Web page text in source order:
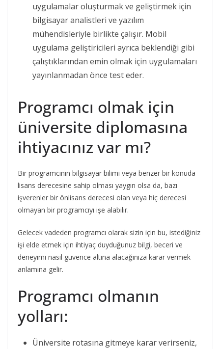
uygulamalar oluşturmak ve geliştirmek için
bilgisayar analistleri ve yazılım
mühendisleriyle birlikte çalışır. Mobil
uygulama geliştiricileri ayrıca beklendiği gibi
çalıştıklarından emin olmak için uygulamaları
yayınlanmadan önce test eder.
Programcı olmak için
üniversite diplomasına
ihtiyacınız var mı?
Bir programcının bilgisayar bilimi veya benzer bir konuda
lisans derecesine sahip olması yaygın olsa da, bazı
işverenler bir önlisans derecesi olan veya hiç derecesi
olmayan bir programcıyı işe alabilir.
Gelecek vadeden programcı olarak sizin için bu, istediğiniz
işi elde etmek için ihtiyaç duyduğunuz bilgi, beceri ve
deneyimi nasıl güvence altına alacağınıza karar vermek
anlamına gelir.
Programcı olmanın
yolları:
Üniversite rotasına gitmeye karar verirseniz,